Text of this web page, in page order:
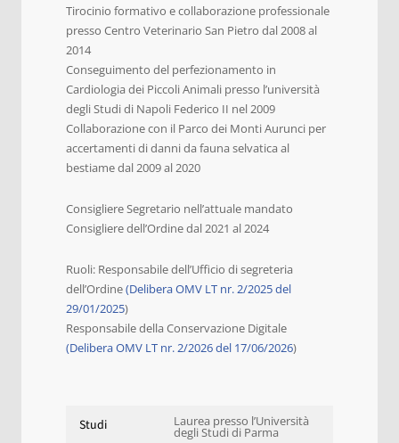
Tirocinio formativo e collaborazione professionale
presso Centro Veterinario San Pietro dal 2008 al
2014
Conseguimento del perfezionamento in
Cardiologia dei Piccoli Animali presso l’università
degli Studi di Napoli Federico II nel 2009
Collaborazione con il Parco dei Monti Aurunci per
accertamenti di danni da fauna selvatica al
bestiame dal 2009 al 2020
Consigliere Segretario nell’attuale mandato
Consigliere dell’Ordine dal 2021 al 2024
Ruoli: Responsabile dell’Ufficio di segreteria
dell’Ordine(Delibera OMV LT nr. 2/2025 del
29/01/2025)
Responsabile della Conservazione Digitale
(Delibera OMV LT nr. 2/2026 del 17/06/2026)
Studi Laurea presso l’Università
degli Studi di Parma